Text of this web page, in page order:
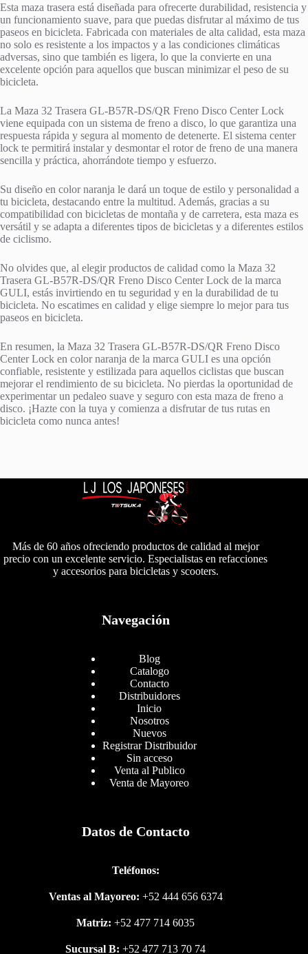
Esta maza trasera está diseñada para ofrecerte durabilidad, resistencia y
un funcionamiento suave, para que puedas disfrutar al máximo de tus
paseos en bicicleta. Fabricada con materiales de alta calidad, esta maza
no solo es resistente a los impactos y a las condiciones climáticas
adversas, sino que también es ligera, lo que la convierte en una
excelente opción para aquellos que buscan minimizar el peso de su
bicicleta.
La Maza 32 Trasera GL-B57R-DS/QR Freno Disco Center Lock
viene equipada con un sistema de freno a disco, lo que garantiza una
respuesta rápida y segura al momento de detenerte. El sistema center
lock te permitirá instalar y desmontar el rotor de freno de una manera
sencilla y práctica, ahorrándote tiempo y esfuerzo.
Su diseño en color naranja le dará un toque de estilo y personalidad a
tu bicicleta, destacando entre la multitud. Además, gracias a su
compatibilidad con bicicletas de montaña y de carretera, esta maza es
versátil y se adapta a diferentes tipos de bicicletas y a diferentes estilos
de ciclismo.
No olvides que, al elegir productos de calidad como la Maza 32
Trasera GL-B57R-DS/QR Freno Disco Center Lock de la marca
GULI, estás invirtiendo en tu seguridad y en la durabilidad de tu
bicicleta. No escatimes en calidad y elige siempre lo mejor para tus
paseos en bicicleta.
En resumen, la Maza 32 Trasera GL-B57R-DS/QR Freno Disco
Center Lock en color naranja de la marca GULI es una opción
confiable, resistente y estilizada para aquellos ciclistas que buscan
mejorar el rendimiento de su bicicleta. No pierdas la oportunidad de
experimentar un pedaleo suave y seguro con esta maza de freno a
disco. ¡Hazte con la tuya y comienza a disfrutar de tus rutas en
bicicleta como nunca antes!
Más de 60 años ofreciendo productos de calidad al mejor
precio con un excelente servicio. Especialistas en refacciones
y accesorios para bicicletas y scooters.
Navegación
Blog
Catalogo
Contacto
Distribuidores
Inicio
Nosotros
Nuevos
Registrar Distribuidor
Sin acceso
Venta al Publico
Venta de Mayoreo
Datos de Contacto
Teléfonos:
Ventas al Mayoreo: +52 444 656 6374
Matriz: +52 477 714 6035
Sucursal B:+52 477 713 70 74